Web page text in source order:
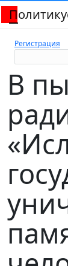
Регистрация
В